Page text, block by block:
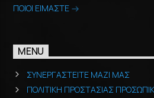
ΠΟΙΟΙ ΕΙΜΑΣΤΕ
MENU
ΣΥΝΕΡΓΑΣΤΕΙΤΕ ΜΑΖΙ ΜΑΣ
ΠΟΛΙΤΙΚΗ ΠΡΟΣΤΑΣΙΑΣ